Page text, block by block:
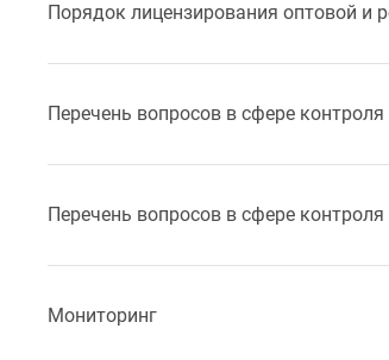
Порядок лицензирования оптовой и
Перечень вопросов в сфере
Перечень вопросов в сфере
Мониторинг